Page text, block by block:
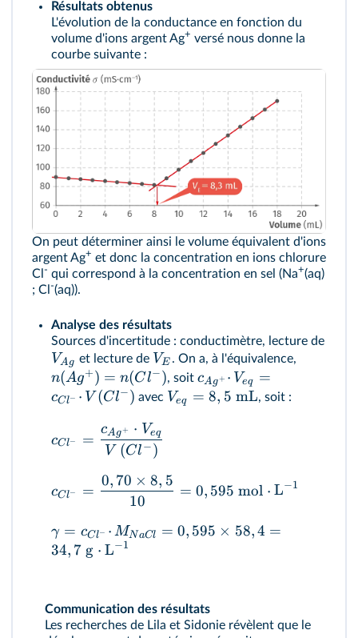
Résultats obtenus
L'évolution de la conductance en fonction du
volume d'ions argent Ag+ versé nous donne la
courbe suivante :
On peut déterminer ainsi le volume équivalent d'ions
argent Ag+ et donc la concentration en ions chlorure
Cl - qui correspond à la concentration en sel (Na+(aq)
; Cl -(aq)).
Analyse des résultats
Sources d'incertitude : conductimètre, lecture de
VAg et lecture de VE . On a, à l'équivalence,
n(Ag+) = n(Cl−), soitcAg+ ⋅ Veq =
cCl− ⋅ V (Cl−) avec Veq = 8, 5 mL, soit :
cCl− =
V (Cl−)
cAg+ ⋅ Veq
cCl− =
10
0, 70 × 8, 5
= 0, 595 mol ⋅ L−1
γ = cCl− ⋅ MNaCl = 0, 595 × 58,4 =
34, 7 g ⋅ L−1
Communication des résultats
Les recherches de Lila et Sidonie révèlent que le